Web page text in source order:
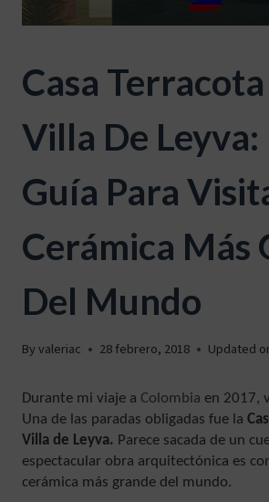
Casa
Villa De Leyva:
Guía Para
Cerámica Más
Del Mundo
Byvaleriac 28 febrero, 2018 Updated
Durante mi viaje a Colombia en 2017,
Una de las paradas obligadas fue la
Villa de Leyva. Parece sacada de un
espectacular obra arquitectónica es
cerámica más grande del mundo.